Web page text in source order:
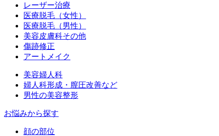
レーザー治療
医療脱毛（女性）
医療脱毛（男性）
美容皮膚科その他
傷跡修正
アートメイク
美容婦人科
婦人科形成・膣圧改善など
男性の美容整形
お悩みから探す
顔の部位